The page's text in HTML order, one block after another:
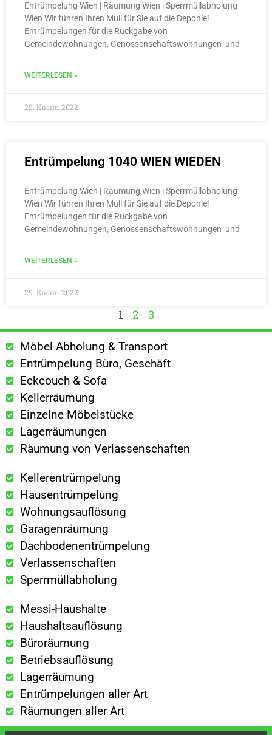
Entrümpelung Wien | Räumung Wien | Sperrmüllabholung
Wien Wir führen Ihren Müll für Sie auf die Deponie!
Entrümpelungen für die Rückgabe von
Gemeindewohnungen, Genossenschaftswohnungen und
WEITERLESEN »
29. Kasım 2022
Entrümpelung 1040 WIEN WIEDEN
Entrümpelung Wien | Räumung Wien | Sperrmüllabholung
Wien Wir führen Ihren Müll für Sie auf die Deponie!
Entrümpelungen für die Rückgabe von
Gemeindewohnungen, Genossenschaftswohnungen und
WEITERLESEN »
29. Kasım 2022
1 2 3
Möbel Abholung & Transport
Entrümpelung Büro, Geschäft
Eckcouch & Sofa
Kellerräumung
Einzelne Möbelstücke
Lagerräumungen
Räumung von Verlassenschaften
Kellerentrümpelung
Hausentrümpelung
Wohnungsauflösung
Garagenräumung
Dachbodenentrümpelung
Verlassenschaften
Sperrmüllabholung
Messi-Haushalte
Haushaltsauflösung
Büroräumung
Betriebsauflösung
Lagerräumung
Entrümpelungen aller Art
Räumungen aller Art